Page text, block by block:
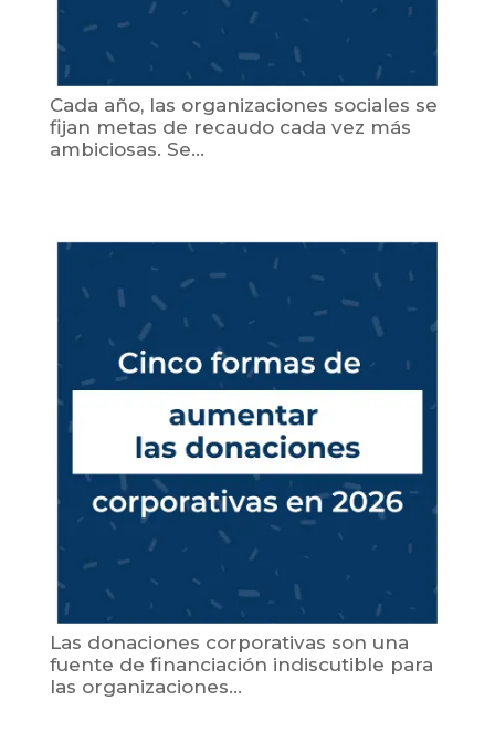
Cada año, las organizaciones sociales se
fijan metas de recaudo cada vez más
ambiciosas. Se...
Las donaciones corporativas son una
fuente de financiación indiscutible para
las organizaciones...